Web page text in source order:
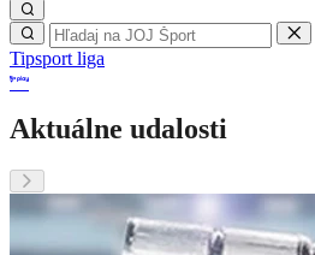
Tipsport liga
Aktuálne udalosti